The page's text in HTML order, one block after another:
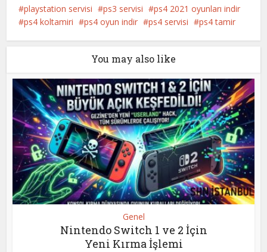
playstation servisi ps3 servisi
ps4 2021 oyunları indir
ps4 koltamiri
ps4 oyun indir ps4 servisi ps4 tamir
You may also like
Genel
Nintendo Switch 1 ve 2 İçin
Yeni Kırma İşlemi